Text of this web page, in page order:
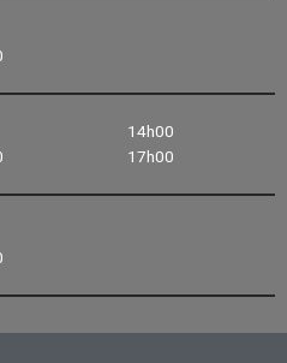
14h00
17h00